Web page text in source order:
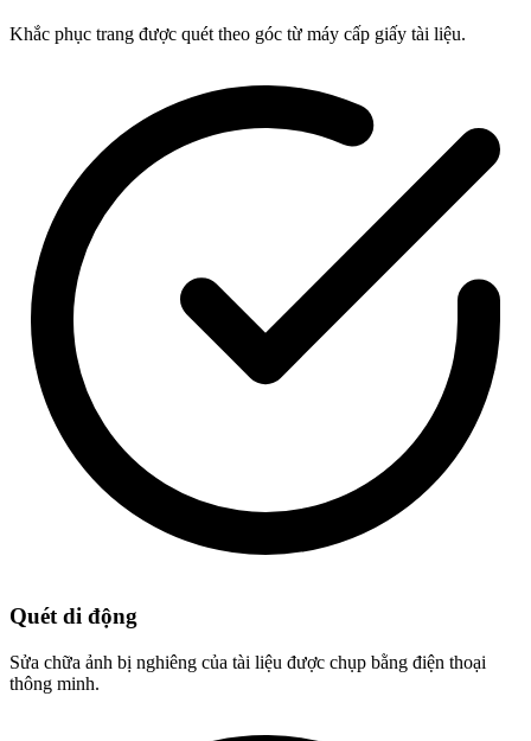
Khắc phục trang được quét theo góc từ máy cấp giấy tài liệu.
Quét di động
Sửa chữa ảnh bị nghiêng của tài liệu được chụp bằng điện thoại
thông minh.